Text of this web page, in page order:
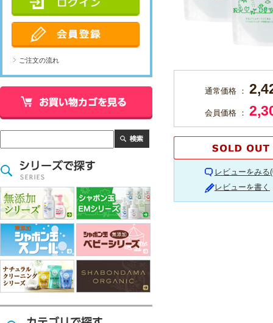
ご注文の流れ
通常価格 ：
会員価格 ：
レビューをみる
レビューを書く